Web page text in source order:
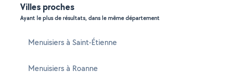
Villes proches
Ayant le plus de résultats, dans le même département
Menuisiers à Saint-Étienne
Menuisiers à Roanne